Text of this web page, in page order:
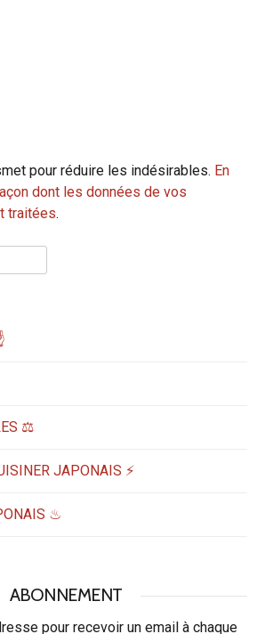
pour réduire les indésirables. En
dont les données de vos
traitées.
⚖️
JAPONAIS ⚡
♨
ABONNEMENT
pour recevoir un email à chaque